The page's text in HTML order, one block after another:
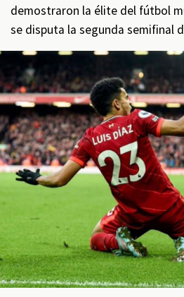
demostraron la élite del fútbol
se disputa la segunda semifinal